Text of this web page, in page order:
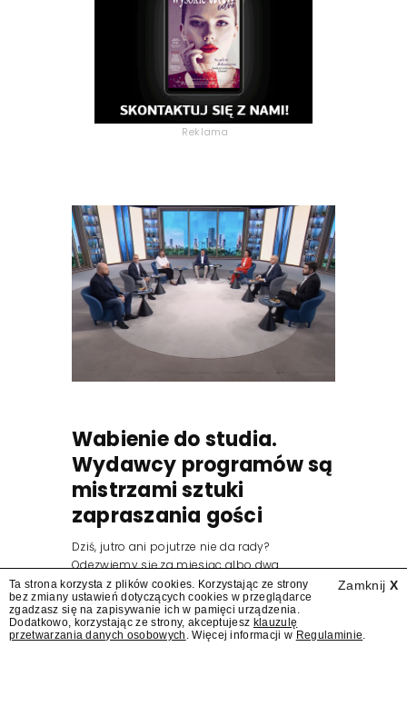
Reklama
Wabienie do studia.
Wydawcy programów są
mistrzami sztuki
zapraszania gości
Dziś, jutro ani pojutrze nie da rady?
Odezwiemy się za miesiąc albo dwa.
Wydawcy programów są mistrzami sztuki
zapraszania gości.
Zamknij X
Ta strona korzysta z plików cookies. Korzystając ze strony
bez zmiany ustawień dotyczących cookies w przeglądarce
zgadzasz się na zapisywanie ich w pamięci urządzenia.
Dodatkowo, korzystając ze strony, akceptujesz klauzulę
przetwarzania danych osobowych . Więcej informacji w Regulaminie.